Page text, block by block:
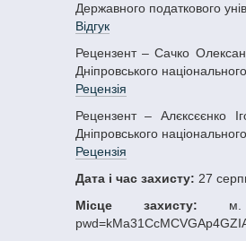
Державного податкового
Відгук
Рецензент – Сачко Олександр Васильович, доктор юридичних наук, професор, професор кафедри адміністративного і кримінального права
Дніпровського
Рецензія
Рецензент – Алєксєєнко Ігор Григорович, д-р політ.наук, професор, завідувач кафедри цивільного, трудового та господарського права
Дніпровського
Рецензія
Дата і час захисту: 27
Місце захисту: м.